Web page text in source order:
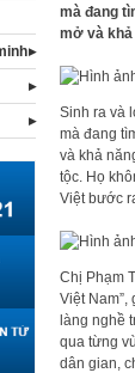
mà đang
mở và khả
Sinh ra và
mà đang
và khả
tộc. Họ
Việt bước
Chị Phạm
Việt
làng nghề
qua từng
dân gian,